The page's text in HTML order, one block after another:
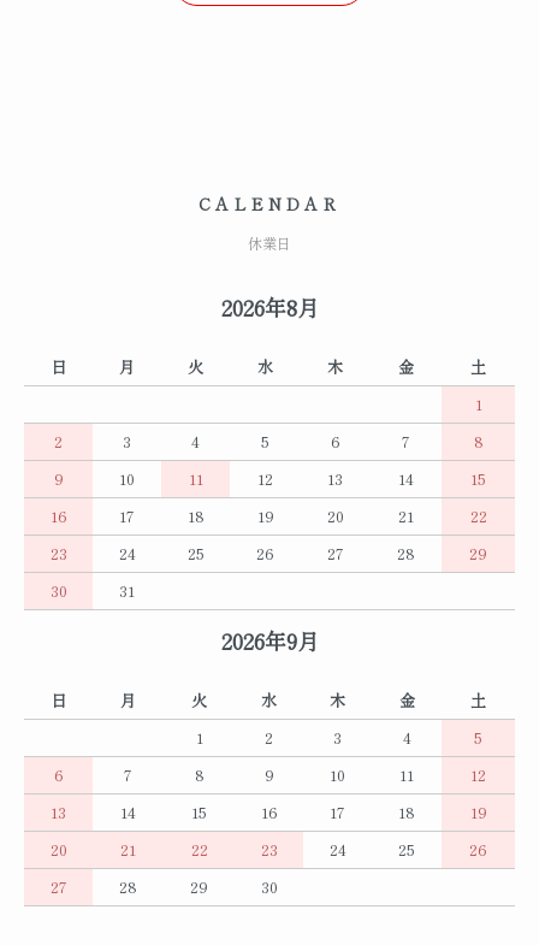
CALENDAR
休業日
2026年8月
日 月 火 水 木 金
土
1
2
3 4 5 6 7
8
9
10 11 12 13 14
15
16
17 18 19 20 21
22
23
24 25 26 27 28
29
30
31
2026年9月
日 月 火 水 木 金
土
1
2 3 4
5
6
7 8 9 10 11
12
13
14 15 16 17 18
19
20
21 22 23 24 25
26
27
28 29 30